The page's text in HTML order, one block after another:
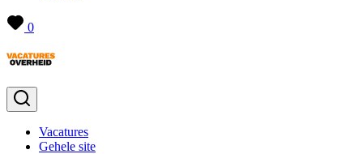
0
Vacatures
Gehele site